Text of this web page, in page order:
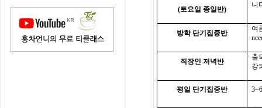
(토요일 종일반)
니
방학 단기집중반
여
직장인 저녁반
출
강
평일 단기집중반